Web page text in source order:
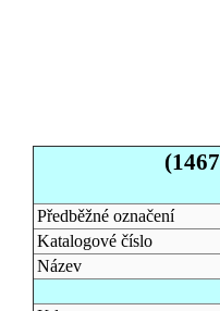
Předběžné označení
Katalogové číslo
Název